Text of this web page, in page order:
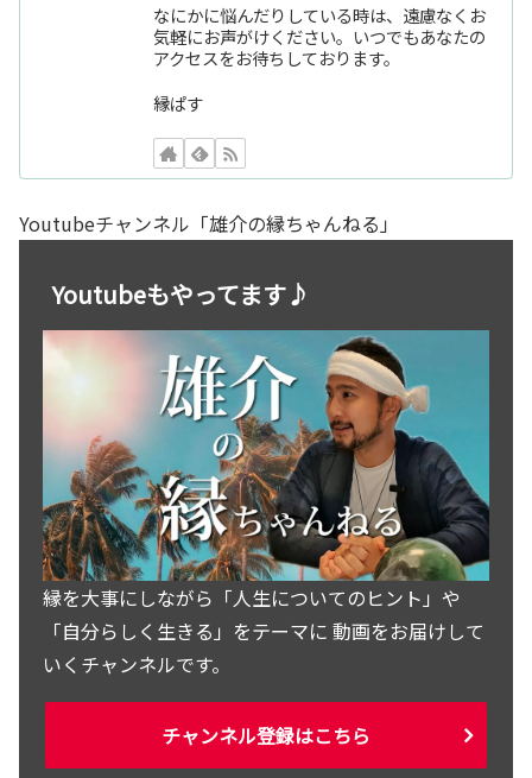
なにかに悩んだりしている時は、遠慮なくお
気軽にお声がけください。いつでもあなたの
アクセスをお待ちしております。
縁ぱす
Youtubeチャンネル「雄介の縁ちゃんねる」
Youtubeもやってます♪
縁を大事にしながら「人生についてのヒント」や
「自分らしく生きる」をテーマに 動画をお届けして
いくチャンネルです。
チャンネル登録はこちら